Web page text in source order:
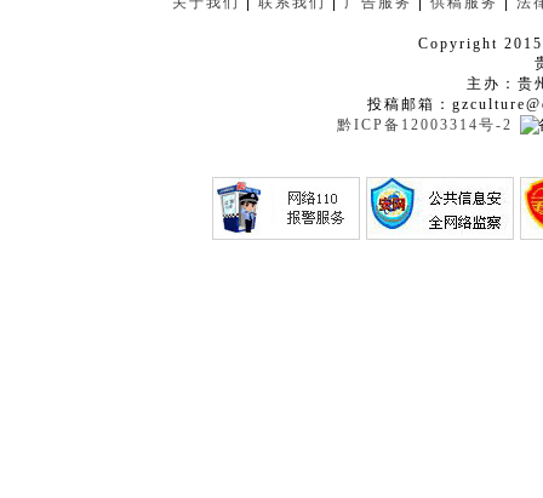
Copyright
主办：贵
投稿邮箱：
黔ICP备12003314号-2